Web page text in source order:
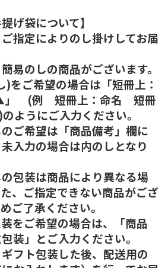
げ袋について】
指定によりのし掛けしてお届
易のしの商品がございます。
をご希望の場合は「短冊上：
(例 短冊上：命名 短冊
ようにご入力ください。
ご希望は「商品備考」欄に
入力の場合は内のしとなり
包装は商品により異なる場
、ご指定できない商品がござ
ご了承ください。
をご希望の場合は、「商品
装」とご入力ください。
ギフト包装した後、配送用の